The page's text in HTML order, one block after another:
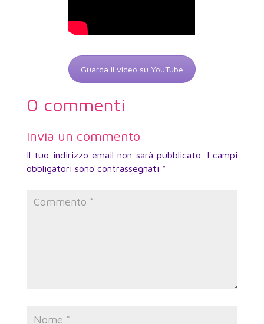
Guarda il video su YouTube
0 commenti
Invia un commento
Il tuo indirizzo email non sarà pubblicato.
I campi
obbligatori sono contrassegnati *